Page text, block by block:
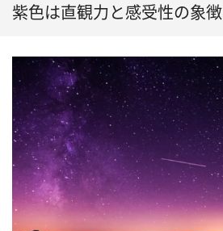
紫色は直観力と感受性の象徴